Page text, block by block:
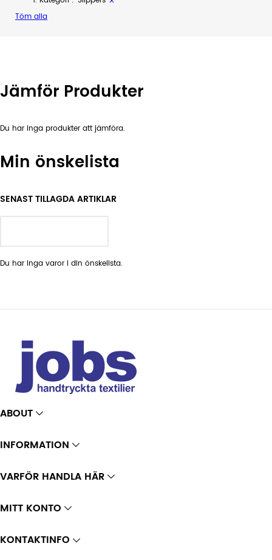
Töm alla
Jämför Produkter
Du har inga produkter att jämföra.
Min önskelista
SENAST TILLAGDA ARTIKLAR
Du har inga varor i din önskelista.
ABOUT
INFORMATION
VARFÖR HANDLA HÄR
MITT KONTO
KONTAKTINFO